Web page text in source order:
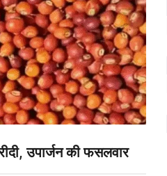
उपार्जन की फसलवार